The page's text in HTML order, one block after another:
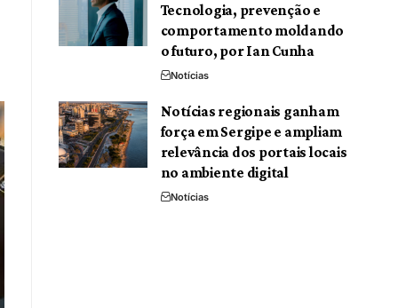
Tecnologia, prevenção e
comportamento moldando
o futuro, por Ian Cunha
Notícias
Notícias regionais ganham
força em Sergipe e ampliam
relevância dos portais locais
no ambiente digital
Notícias